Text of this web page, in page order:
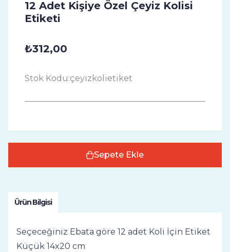
12 Adet Kişiye Özel Çeyiz Kolisi
Etiketi
₺312,00
Stok Kodu:çeyizkolietiket
Sepete Ekle
Ürün Bilgisi
Seçeceğiniz Ebata göre 12 adet Koli İçin Etiket
Küçük 14x20 cm